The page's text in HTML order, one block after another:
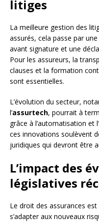
litiges
La meilleure gestion des
assurés, cela passe par
avant signature et une
Pour les assureurs, la
clauses et la formation
sont essentielles.
L’évolution du secteur,
l’assurtech, pourrait à
grâce à l’automatisation et
ces innovations soulèvent
juridiques qui devront être
L’impact des
législatives
Le droit des assurances
s’adapter aux nouveaux